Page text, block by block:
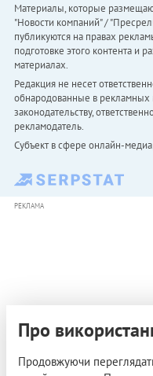
Материалы, которые
"Новости компаний" /
публикуются на правах
подготовке этого контента и
материалах.
Редакция не несет
обнародованные в рекламных
законодательству,
рекламодатель.
Субъект в сфере онлайн-
РЕКЛАМА
Про
Продовжуючи